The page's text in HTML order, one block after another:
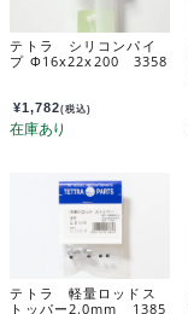
テトラ シリコンパイ
プ Φ16x22x200 3358
¥1,782(税込)
テトラ 軽量ロッドス
トッパー2.0mm 1385